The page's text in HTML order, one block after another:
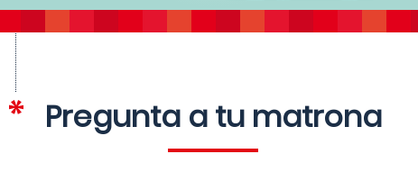
Pregunta a tu matrona